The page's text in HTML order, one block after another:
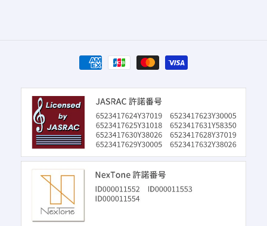
決
済
方
法